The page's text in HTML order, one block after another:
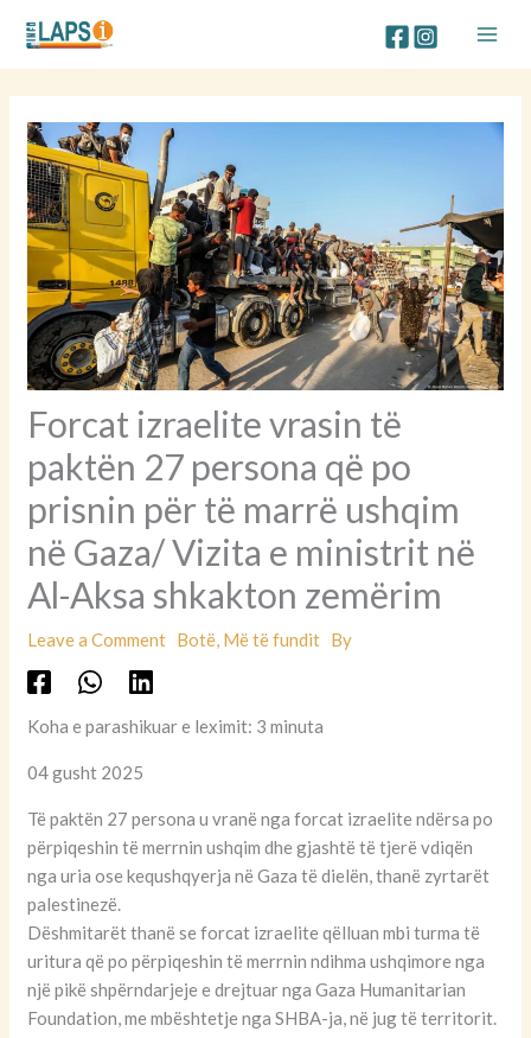
content
Forcat izraelite vrasin të
paktën 27 persona që po
prisnin për të marrë ushqim
në Gaza/ Vizita e ministrit në
Al-Aksa shkakton zemërim
Leave a Comment Botë, Më të fundit By
Koha e parashikuar e leximit: 3 minuta
04 gusht 2025
Të paktën 27 persona u vranë nga forcat izraelite ndërsa po
përpiqeshin të merrnin ushqim dhe gjashtë të tjerë vdiqën
nga uria ose kequshqyerja në Gaza të dielën, thanë zyrtarët
palestinezë.
Dëshmitarët thanë se forcat izraelite qëlluan mbi turma të
uritura që po përpiqeshin të merrnin ndihma ushqimore nga
një pikë shpërndarjeje e drejtuar nga Gaza Humanitarian
Foundation, me mbështetje nga SHBA-ja, në jug të territorit.